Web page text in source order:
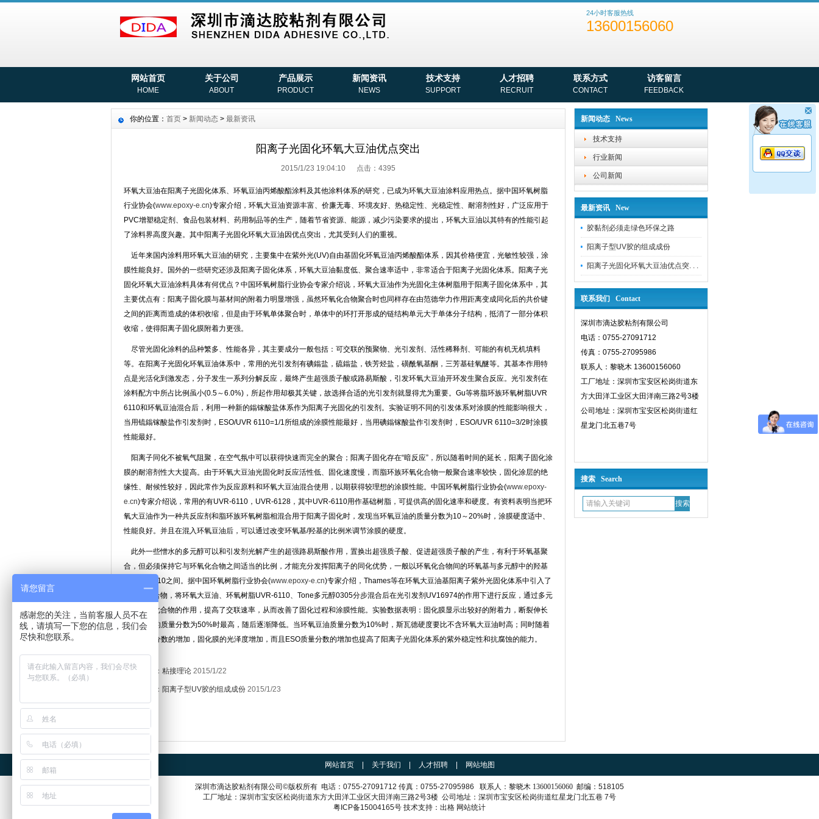
24小时客服热线
13600156060
网站首页
HOME
关于公司
ABOUT
产品展示
PRODUCT
新闻资讯
NEWS
技术支持
SUPPORT
人才招聘
RECRUIT
联系方式
CONTACT
访客留言
FEEDBACK
新闻动态 News
技术支持
行业新闻
公司新闻
最新资讯 New
胶黏剂必须走绿色环保之路
阳离子型UV胶的组成成份
阳离子光固化环氧大豆油优点突. . .
联系我们 Contact
深圳市滴达胶粘剂有限公司
电话：0755-27091712
传真：0755-27095986
联系人：黎晓木 13600156060
工厂地址：深圳市宝安区松岗街道东
方大田洋工业区大田洋南三路2号3楼
公司地址：深圳市宝安区松岗街道红
星龙门北五巷7号
搜索 Search
你的位置： 首页 > 新闻动态 > 最新资讯
阳离子光固化环氧大豆油优点突出
2015/1/23 19:04:10 点击：4395
环氧大豆油在阳离子光固化体系、环氧豆油丙烯酸酯涂料及其他涂料体系的研究，已成为环氧大豆油涂料应用热点。据中国环氧树脂
行业协会(www.epoxy-e.cn)专家介绍，环氧大豆油资源丰富、价廉无毒、环境友好、热稳定性、光稳定性、耐溶剂性好，广泛应用于
PVC增塑稳定剂、食品包装材料、药用制品等的生产，随着节省资源、能源，减少污染要求的提出，环氧大豆油以其特有的性能引起
了涂料界高度兴趣。其中阳离子光固化环氧大豆油因优点突出，尤其受到人们的重视。
近年来国内涂料用环氧大豆油的研究，主要集中在紫外光(UV)自由基固化环氧豆油丙烯酸酯体系，因其价格便宜，光敏性较强，涂
膜性能良好。国外的一些研究还涉及阳离子固化体系，环氧大豆油黏度低、聚合速率适中，非常适合于阳离子光固化体系。阳离子光
固化环氧大豆油涂料具体有何优点？中国环氧树脂行业协会专家介绍说，环氧大豆油作为光固化主体树脂用于阳离子固化体系中，其
主要优点有：阳离子固化膜与基材间的附着力明显增强，虽然环氧化合物聚合时也同样存在由范德华力作用距离变成同化后的共价键
之间的距离而造成的体积收缩，但是由于环氧单体聚合时，单体中的环打开形成的链结构单元大于单体分子结构，抵消了一部分体积
收缩，使得阳离子固化膜附着力更强。
尽管光固化涂料的品种繁多、性能各异，其主要成分一般包括：可交联的预聚物、光引发剂、活性稀释剂、可能的有机无机填料
等。在阳离子光固化环氧豆油体系中，常用的光引发剂有碘鎓盐，硫鎓盐，铁芳烃盐，磺酰氧基酮，三芳基硅氧醚等。其基本作用特
点是光活化到激发态，分子发生一系列分解反应，最终产生超强质子酸或路易斯酸，引发环氧大豆油开环发生聚合反应。光引发剂在
涂料配方中所占比例虽小(0.5～6.0%)，所起作用却极其关键，故选择合适的光引发剂就显得尤为重要。Gu等将脂环族环氧树脂UVR
6110和环氧豆油混合后，利用一种新的鎓镓酸盐体系作为阳离子光固化的引发剂。实验证明不同的引发体系对涂膜的性能影响很大，
当用锍鎓镓酸盐作引发剂时，ESO/UVR 6110=1/1所组成的涂膜性能最好，当用碘鎓镓酸盐作引发剂时，ESO/UVR 6110=3/2时涂膜
性能最好。
阳离子同化不被氧气阻聚，在空气氛中可以获得快速而完全的聚合；阳离子固化存在“暗反应”，所以随着时间的延长，阳离子固化涂
膜的耐溶剂性大大提高。由于环氧大豆油光固化时反应活性低、固化速度慢，而脂环族环氧化合物一般聚合速率较快，固化涂层的绝
缘性、耐候性较好，因此常作为反应原料和环氧大豆油混合使用，以期获得较理想的涂膜性能。中国环氧树脂行业协会(www.epoxy-
e.cn)专家介绍说，常用的有UVR-6110，UVR-6128，其中UVR-6110用作基础树脂，可提供高的固化速率和硬度。有资料表明当把环
氧大豆油作为一种共反应剂和脂环族环氧树脂相混合用于阳离子固化时，发现当环氧豆油的质量分数为10～20%时，涂膜硬度适中、
性能良好。并且在混入环氧豆油后，可以通过改变环氧基/羟基的比例米调节涂膜的硬度。
此外一些憎水的多元醇可以和引发剂光解产生的超强路易斯酸作用，置换出超强质子酸、促进超强质子酸的产生，有利于环氧基聚
合，但必须保持它与环氧化合物之间适当的比例，才能充分发挥阳离子的同化优势，一般以环氧化合物间的环氧基与多元醇中的羟基
之比在3～10之间。据中国环氧树脂行业协会(www.epoxy-e.cn)专家介绍，Thames等在环氧大豆油基阳离子紫外光固化体系中引入了
多羟基化合物，将环氧大豆油、环氧树脂UVR-6110、Tone多元醇0305分步混合后在光引发剂UV16974的作用下进行反应，通过多元
醇与环氧化合物的作用，提高了交联速率，从而改善了固化过程和涂膜性能。实验数据表明：固化膜显示出较好的附着力，断裂伸长
率在ESO的质量分数为50%时最高，随后逐渐降低。当环氧豆油质量分数为10%时，斯瓦德硬度要比不含环氧大豆油时高；同时随着
ESO质量分数的增加，固化膜的光泽度增加，而且ESO质量分数的增加也提高了阳离子光固化体系的紫外稳定性和抗腐蚀的能力。
上一篇： 粘接理论 2015/1/22
下一篇： 阳离子型UV胶的组成成份 2015/1/23
网站首页 关于我们 人才招聘 网站地图
深圳市滴达胶粘剂有限公司 ©版权所有 电话： 0755-27091712 传真： 0755-27095986 联系人： 黎晓木 13600156060 邮编： 518105
工厂地址：深圳市宝安区松岗街道东方大田洋工业区大田洋南三路2号3楼 公司地址：深圳市宝安区松岗街道红星龙门北五巷 7号
粤ICP备15004165号 技术支持： 出格 网站统计
请您留言
感谢您的关注，当前客服人员不在
线，请填写一下您的信息，我们会
尽快和您联系。